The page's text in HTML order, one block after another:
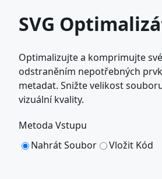
SVG
Optimalizujte a komprimujte
odstraněním nepotřebných
metadat. Snižte velikost
vizuální kvality.
Metoda Vstupu
Nahrát Soubor
Vložit Kód